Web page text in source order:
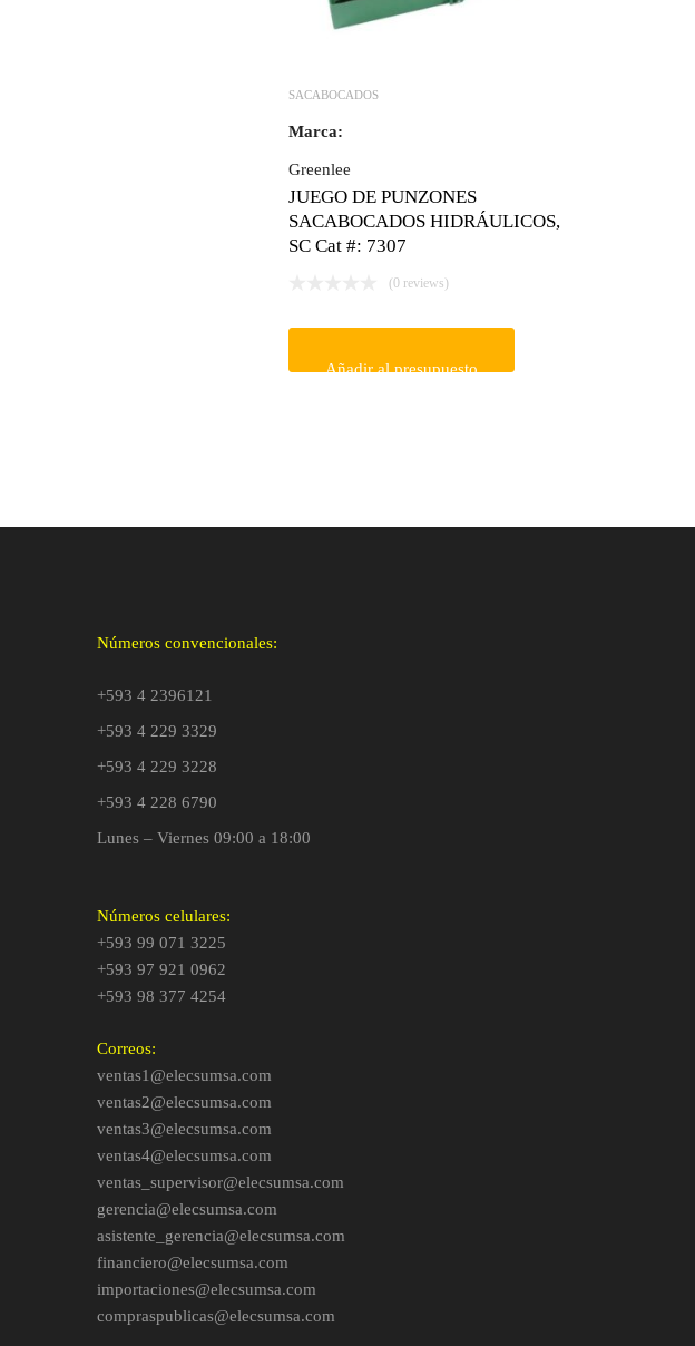
SACABOCADOS
Marca:
Greenlee
JUEGO DE PUNZONES
SACABOCADOS HIDRÁULICOS,
SC Cat #: 7307
(0 reviews)
Añadir al presupuesto
Números convencionales:
+593 4 2396121
+593 4 229 3329
+593 4 229 3228
+593 4 228 6790
Lunes – Viernes 09:00 a 18:00
Números celulares:
+593 99 071 3225
+593 97 921 0962
+593 98 377 4254
Correos:
ventas1@elecsumsa.com
ventas2@elecsumsa.com
ventas3@elecsumsa.com
ventas4@elecsumsa.com
ventas_supervisor@elecsumsa.com
gerencia@elecsumsa.com
asistente_gerencia@elecsumsa.com
financiero@elecsumsa.com
importaciones@elecsumsa.com
compraspublicas@elecsumsa.com